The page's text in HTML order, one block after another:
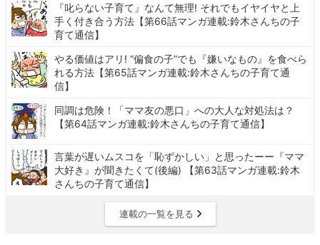
『叱らない子育て』なんて無理! それでもイヤイヤと上
手く付き合う方法【第66話マンガ連載:鈴木さんちの子
育て通信】
やる価値はアリ! “偏食の子”でも『嫌いなもの』を食べら
れる方法【第65話マンガ連載:鈴木さんちの子育て通
信】
同調は危険！「ママ友の悪口」への大人な対処法は？
【第64話マンガ連載:鈴木さんちの子育て通信】
言葉が遅いムスコを「恥ずかしい」と思ったーー『ママ
大好き』が聞きたくて(後編) 【第63話マンガ連載:鈴木
さんちの子育て通信】
連載の一覧を見る